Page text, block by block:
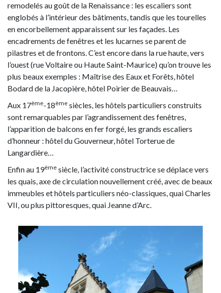
remodelés au goût de la Renaissance : les escaliers sont
englobés à l’intérieur des bâtiments, tandis que les tourelles
en encorbellement apparaissent sur les façades. Les
encadrements de fenêtres et les lucarnes se parent de
pilastres et de frontons. C’est encore dans la rue haute, vers
l’ouest (rue Voltaire ou Haute Saint-Maurice) qu’on trouve les
plus beaux exemples : Maîtrise des Eaux et Forêts, hôtel
Bodard de la Jacopière, hôtel Poirier de Beauvais…
Aux 17ème-18ème siècles, les hôtels particuliers construits
sont remarquables par l’agrandissement des fenêtres,
l’apparition de balcons en fer forgé, les grands escaliers
d’honneur : hôtel du Gouverneur, hôtel Torterue de
Langardière…
Enfin au 19ème siècle, l’activité constructrice se déplace vers
les quais, axe de circulation nouvellement créé, avec de beaux
immeubles et hôtels particuliers néo-classiques, quai Charles
VII, ou plus pittoresques, quai Jeanne d’Arc.